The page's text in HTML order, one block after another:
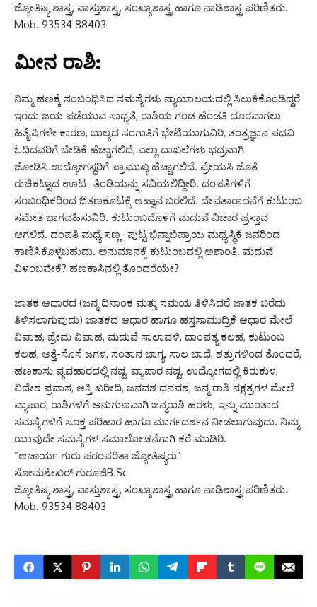
ಜ್ಯೋತಿಷ್ಯ ಶಾಸ್ತ್ರ, ವಾಸ್ತುಶಾಸ್ತ್ರ, ಸಂಖ್ಯಾಶಾಸ್ತ್ರ ಹಾಗೂ ನಾಡಿಶಾಸ್ತ್ರ ಪರಿಣಿತರು.
Mob. 93534 88403
ಮೀನ ರಾಶಿ:
ನಿಮ್ಮ ಹಣಕ್ಕೆ ಸಂಬಂಧಿಸಿದ ಸಮಸ್ಯೆಗಳು ನ್ಯಾಯಾಲಯದಲ್ಲಿ ಸಿಲುಕಿಕೊಂಡಿದ್ದರೆ
ಇಂದು ಜಯ ಪಡೆಯುವ ಸಾಧ್ಯತೆ, ರಾಶಿಯ ಗಂಡ ಹೆಂಡತಿ ದೂರವಾಗಲು
ಹಿತೈಷಿಗಳೇ ಕಾರಣ, ಬಾಲ್ಯದ ಸಂಗಾತಿಗೆ ಭೇಟಿಯಾಗುವಿರಿ, ತಂತ್ರಜ್ಞಾನ ಪದವಿ
ಓದಿದವರಿಗೆ ಬೇಡಿಕೆ ಹೆಚ್ಚಾಗಲಿದೆ, ಎಲ್ಲಾ ದಾಖಲೆಗಳು ಭದ್ರವಾಗಿ
ಜೋಡಿಸಿ.ಉದ್ಯೋಗಸ್ಥರಿಗೆ ಪ್ರಾಮುಖ್ಯ ಹೆಚ್ಚಾಗಲಿದೆ. ಪ್ರೇಯಸಿ ಜೊತೆ
ರುಚಿಕಟ್ಟಾದ ಊಟ- ತಿಂಡಿಯನ್ನು ಸವಿಯಲಿದ್ದೀರಿ. ದಂಪತಿಗಳಿಗೆ
ಸಂಬಂಧಿಕರಿಂದ ಔತಣಕೂಟಕ್ಕೆ ಆಹ್ವಾನ ಬರಲಿದೆ. ದೇವತಾರಾಧನೆಗೆ ಕುಟುಂಬ
ಸಮೇತ ಭಾಗವಹಿಸುವಿರಿ. ಕುಟುಂಬದೊಳಗೆ ಮದುವೆ ವಿಚಾರ ಪ್ರಸ್ತಾವ
ಆಗಲಿದೆ. ದಂಪತಿ ಮಧ್ಯೆ ಸಣ್ಣ- ಪುಟ್ಟ ಭಿನ್ನಾಭಿಪ್ರಾಯ ಮಧ್ಯಸ್ಥಿಕೆ ಜನರಿಂದ
ಕಾಣಿಸಿಕೊಳ್ಳಬಹುದು. ಅನುಮಾನಕ್ಕೆ ಕುಟುಂಬದಲ್ಲಿ ಅಶಾಂತಿ. ಮದುವೆ
ವಿಳಂಬವೇಕೆ? ಹಣಕಾಸಿನಲ್ಲಿ ತೊಂದರೆಯೇ?
ಜಾತಕ ಆಧಾರದ (ಜನ್ಮ ದಿನಾಂಕ ಮತ್ತು ಸಮಯ ತಿಳಿಸಿದರೆ ಜಾತಕ ಬರೆದು
ತಿಳಿಸಲಾಗುವುದು) ಜಾತಕದ ಆಧಾರ ಹಾಗೂ ಹಸ್ತಸಾಮುದ್ರಿಕೆ ಆಧಾರ ಮೇಲೆ
ವಿವಾಹ, ಪ್ರೇಮ ವಿವಾಹ, ಮದುವೆ ಸಾಲಾವಳಿ, ದಾಂಪತ್ಯ ಕಲಹ, ಕುಟುಂಬ
ಕಲಹ, ಅತ್ತೆ-ಸೊಸೆ ಜಗಳ, ಸಂತಾನ ಭಾಗ್ಯ, ಸಾಲ ಬಾಧೆ, ಶತ್ರುಗಳಿಂದ ತೊಂದರೆ,
ಹಣಕಾಸು ವ್ಯವಹಾರದಲ್ಲಿ ನಷ್ಟ, ವ್ಯಾಪಾರ ನಷ್ಟ, ಉದ್ಯೋಗದಲ್ಲಿ ಕಿರುಕುಳ,
ವಿದೇಶ ಪ್ರವಾಸ, ಆಸ್ತಿ ಖರೀದಿ, ಜನವಶ ಧನವಶ, ಜನ್ಮ ರಾಶಿ ನಕ್ಷತ್ರಗಳ ಮೇಲೆ
ವ್ಯಾಪಾರ, ರಾಶಿಗಳಿಗೆ ಅನುಗುಣವಾಗಿ ಜನ್ಮರಾಶಿ ಹರಳು, ಇನ್ನು ಮುಂತಾದ
ಸಮಸ್ಯೆಗಳಿಗೆ ಸೂಕ್ತ ಪರಿಹಾರ ಹಾಗೂ ಮಾರ್ಗದರ್ಶನ ನೀಡಲಾಗುವುದು. ನಿಮ್ಮ
ಯಾವುದೇ ಸಮಸ್ಯೆಗಳ ಸಮಾಲೋಚನೆಗಾಗಿ ಕರೆ ಮಾಡಿರಿ.
“ಆಚಾರ್ಯ ಗುರು ಪರಂಪರಿತಾ ಜ್ಯೋತಿಷ್ಯರು”
ಸೋಮಶೇಖರ್ ಗುರೂಜಿB.Sc
ಜ್ಯೋತಿಷ್ಯ ಶಾಸ್ತ್ರ, ವಾಸ್ತುಶಾಸ್ತ್ರ, ಸಂಖ್ಯಾಶಾಸ್ತ್ರ ಹಾಗೂ ನಾಡಿಶಾಸ್ತ್ರ ಪರಿಣಿತರು.
Mob. 93534 88403